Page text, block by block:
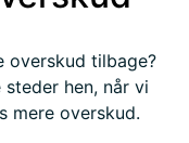
overskud tilbage?
hen, når vi
mere overskud.